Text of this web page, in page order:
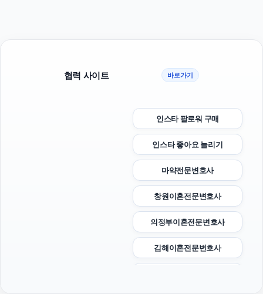
협력 사이트 바로가기
인스타 팔로워 구매
인스타 좋아요 늘리기
마약전문변호사
창원이혼전문변호사
의정부이혼전문변호사
김해이혼전문변호사